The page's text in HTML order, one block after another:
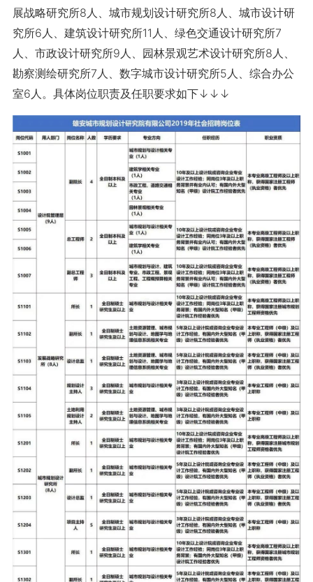
展战略研究所8人、城市规划设计研究所8人、城市设计研
究所6人、建筑设计研究所11人、绿色交通设计研究所7
人、市政设计研究所9人、园林景观艺术设计研究所8人、
勘察测绘研究所7人、数字城市设计研究所5人、综合办公
室6人。具体岗位职责及任职要求如下↓↓↓